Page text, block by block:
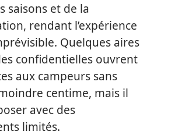
saisons et de la
rendant l’expérience
Quelques aires
confidentielles ouvrent
aux campeurs sans
centime, mais il
avec des
limités.